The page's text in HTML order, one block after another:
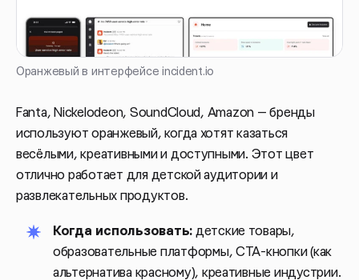
Оранжевый в интерфейсе incident.io
Fanta, Nickelodeon, SoundCloud, Amazon — бренды
используют оранжевый, когда хотят казаться
весёлыми, креативными и доступными. Этот цвет
отлично работает для детской аудитории и
развлекательных продуктов.
Когда использовать: детские товары,
образовательные платформы, CTA-кнопки (как
альтернатива красному), креативные индустрии.